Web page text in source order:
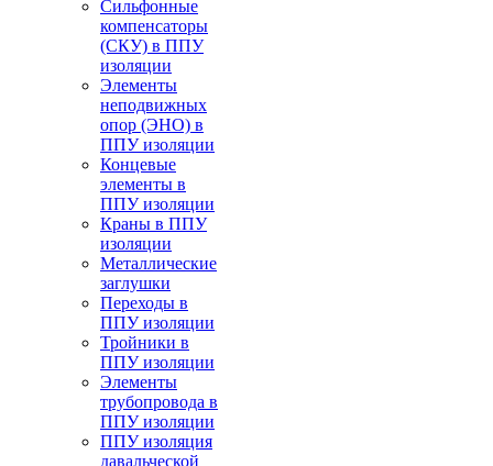
Cильфонные
компенсаторы
(СКУ) в ППУ
изоляции
Элементы
неподвижных
опор (ЭНО) в
ППУ изоляции
Концевые
элементы в
ППУ изоляции
Краны в ППУ
изоляции
Металлические
заглушки
Переходы в
ППУ изоляции
Тройники в
ППУ изоляции
Элементы
трубопровода в
ППУ изоляции
ППУ изоляция
давальческой